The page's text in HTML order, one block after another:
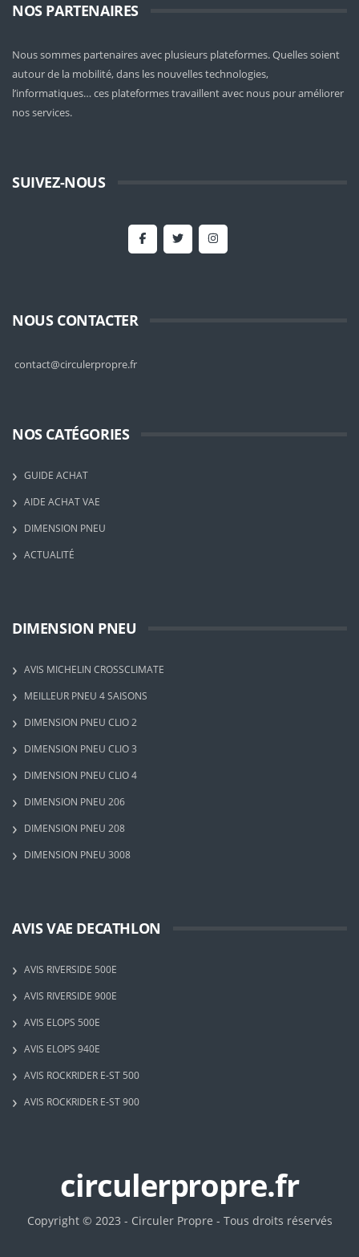
NOS PARTENAIRES
Nous sommes partenaires avec plusieurs plateformes. Quelles soient
autour de la mobilité, dans les nouvelles technologies,
l’informatiques… ces plateformes travaillent avec nous pour améliorer
nos services.
SUIVEZ-NOUS
NOUS CONTACTER
contact@circulerpropre.fr
NOS CATÉGORIES
GUIDE ACHAT
AIDE ACHAT VAE
DIMENSION PNEU
ACTUALITÉ
DIMENSION PNEU
AVIS MICHELIN CROSSCLIMATE
MEILLEUR PNEU 4 SAISONS
DIMENSION PNEU CLIO 2
DIMENSION PNEU CLIO 3
DIMENSION PNEU CLIO 4
DIMENSION PNEU 206
DIMENSION PNEU 208
DIMENSION PNEU 3008
AVIS VAE DECATHLON
AVIS RIVERSIDE 500E
AVIS RIVERSIDE 900E
AVIS ELOPS 500E
AVIS ELOPS 940E
AVIS ROCKRIDER E-ST 500
AVIS ROCKRIDER E-ST 900
circulerpropre.fr
Copyright © 2023 - Circuler Propre - Tous droits réservés